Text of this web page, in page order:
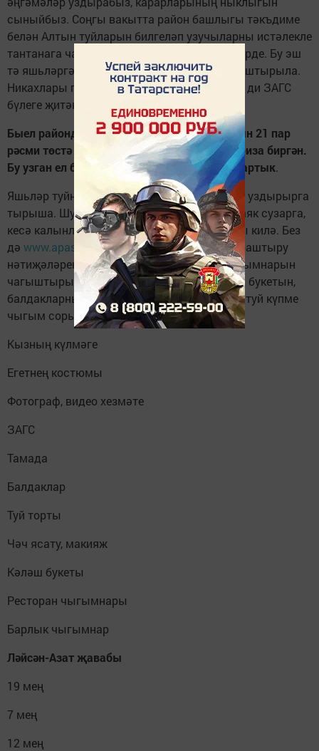
сыныйбыз. Соңгы вакытта район башлыгы тәкъдиме
белән Алтын туйларын билгеләп узучыларны истәлекле
тантанага чакыру, тәбрикләү традициягә керде. Бу эш
тә яшьләргә үрнәк күрсәтү максатыннан оештырыла.
Никахлары гомерлек булсын иде аларның, - ди ЗАГС
бүлеге җитәкчесе Зөлфирә Бәдртдинова.
Быел районда 61 яшь гаилә теркәлгән. Тагын 21 пар
рәсми төстә кавышырга теләк белдереп гариза биргән.
Бу узган ел белән чагыштырганда шактый артык.
Яшьләр туйны гомергә истә калырлык итеп уздырырга
тырыша. Шул ук вакытта юрганыңа карап аяк сузарга,
кесә калынлыгына игътибар итәргә дә туры килә. Без
дә www.apastovo.ruсайтында уздырган сораштыру
нәтиҗәләренә таянып берничә парның чыгымнарын
чагыштырып карадык. Туй күлмәген, кәләш букетын,
балдакларны күпмегә алып була? Заманча туй күпме
чыгым сорый икән?
Кызның күлмәге
Егетнең костюмы
Фотограф, видео хезмәте
ЗАГС
Тамада
Балдаклар
Туй торты
Чәч ясату, макияж
Кәләш букеты
Ресторан чыгымнары
Барлык чыгымнар
Ләйсән-Азат җавабы
19 мең
7 мең
12 мең